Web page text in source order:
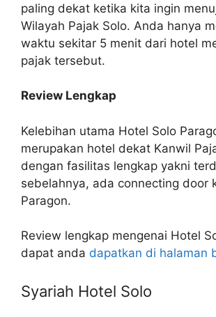
paling dekat ketika kita ingin
Wilayah Pajak Solo. Anda hanya
waktu sekitar 5 menit dari hotel
pajak tersebut.
Review Lengkap
Kelebihan utama Hotel Solo
merupakan hotel dekat Kanwil
dengan fasilitas lengkap yakni
sebelahnya, ada connecting door
Paragon.
Review lengkap mengenai Hotel
dapat anda dapatkan di halaman
Syariah Hotel Solo